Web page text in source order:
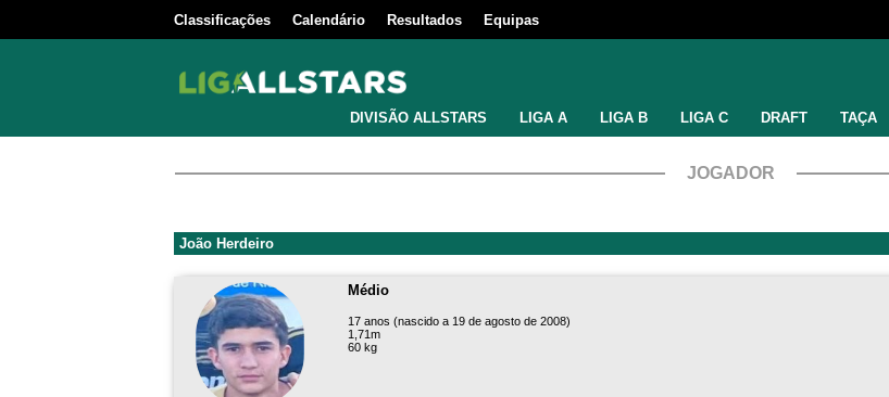
Classificações Calendário Resultados Equipas
DIVISÃO ALLSTARS LIGA A LIGA B LIGA C DRAFT TAÇA
JOGADOR
João Herdeiro
Médio
17 anos (nascido a 19 de agosto de 2008)
1,71m
60 kg